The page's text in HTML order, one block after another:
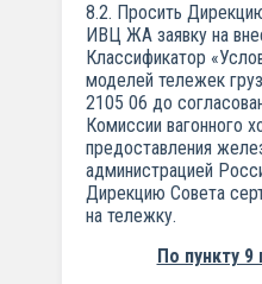
8.2. Просить
ИВЦ ЖА заявку на
Классификатор
моделей тележек
2105 06 до
Комиссии вагонного
предоставления
администрацией
Дирекцию Совета
на тележку.
По пункту 9